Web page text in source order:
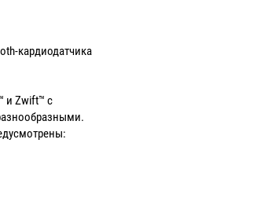
кардиодатчика
и Zwift™ с